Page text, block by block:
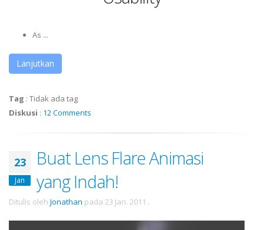
As ...
Lanjutkan
Tag : Tidak ada tag
Diskusi : 12 Comments
23
Jan
Buat Lens Flare Animasi
yang Indah!
Ditulis oleh Jonathan pada 23 Jan. 2011 .